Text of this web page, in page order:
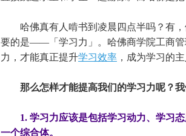
哈佛真有人啃书到凌晨四点半吗？有，
要的是——「学习力」。哈佛商学院工商管
力，才能真正提升学习效率 ，成为学习的主
那么怎样才能提高我们的学习力呢？
1. 学习力应该是包括学习动力、学习态
一个综合体。